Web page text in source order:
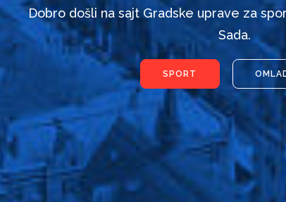
Dobro došli na sajt Gradske uprave za
Sada.
SPORT